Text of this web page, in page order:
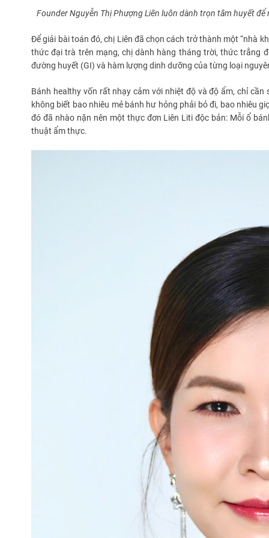
Founder Nguyễn Thị Phượng Liên luôn dành trọn tâm huyết
Để giải bài toán đó, chị Liên đã chọn cách trở thành một “nhà
thức đại trà trên mạng, chị dành hàng tháng trời, thức trắng
đường huyết (GI) và hàm lượng dinh dưỡng của từng loại
Bánh healthy vốn rất nhạy cảm với nhiệt độ và độ ẩm, chỉ
không biết bao nhiêu mẻ bánh hư hỏng phải bỏ đi, bao nhiêu
đó đã nhào nặn nên một thực đơn Liên Liti độc bản: Mỗi ổ
thuật ẩm thực.